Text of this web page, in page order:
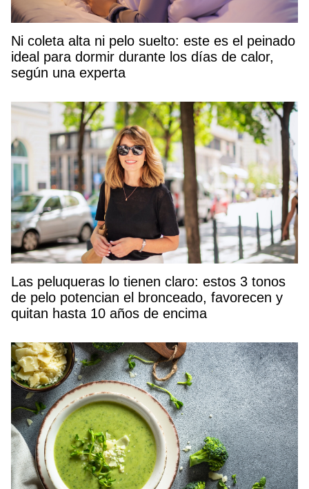
Ni coleta alta ni pelo suelto: este es el peinado
ideal para dormir durante los días de calor,
según una experta
Las peluqueras lo tienen claro: estos 3 tonos
de pelo potencian el bronceado, favorecen y
quitan hasta 10 años de encima